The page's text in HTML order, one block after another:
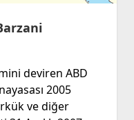
deviren ABD
2005
ve diğer